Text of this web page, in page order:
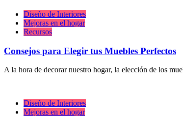
Diseño de Interiores
Mejoras en el hogar
Recursos
Consejos para Elegir tus Muebles Perfectos
A la hora de decorar nuestro hogar, la elección de los
Diseño de Interiores
Mejoras en el hogar